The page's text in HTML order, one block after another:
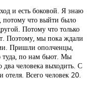
и есть боковой. Я знаю
потому что выйти было
Потому что только
Поэтому, мы пока ждали
Пришли ополченцы,
туда, по нам бьют. Мы
человека выходить. С
Всего человек 20.